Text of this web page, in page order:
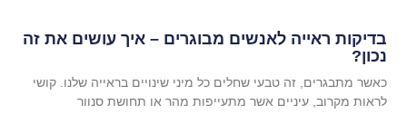
בדיקות ראייה לאנשים מבוגרים – איך עושים את זה
נכון?
כאשר מתבגרים, זה טבעי שחלים כל מיני שינויים בראייה שלנו. קושי
לראות מקרוב, עיניים אשר מתעייפות מהר או תחושת סנוור